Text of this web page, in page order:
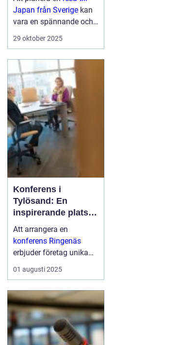
Japan från Sverige kan
vara en spännande och
överväldigande
29 oktober 2025
Konferens i
Tylösand: En
inspirerande plats
för din nästa
företagssammanko
mst
Att arrangera en
konferens Ringenäs
erbjuder företag unika
möjligheter att
kombinera
fantastiska
naturskönheter och
aktivit...
01 augusti 2025